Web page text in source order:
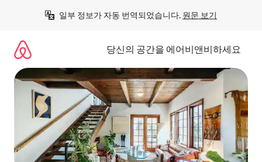
일부 정보가 자동 번역되었습니다. 원문 보기
당신의 공간을 에어비앤비하세요